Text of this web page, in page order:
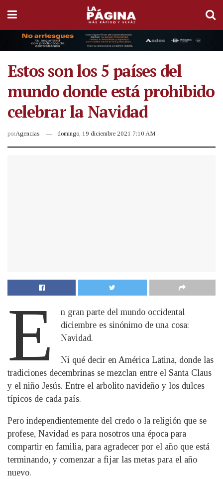
Estos son los 5 países del
mundo donde está prohibido
celebrar la Navidad
porAgencias domingo, 19 diciembre 2021 7:10 AM
E
n gran parte del mundo occidental
diciembre es sinónimo de una cosa:
Navidad.
Ni qué decir en América Latina, donde las
tradiciones decembrinas se mezclan entre el Santa Claus
y el niño Jesús. Entre el arbolito navideño y los dulces
típicos de cada país.
Pero independientemente del credo o la religión que se
profese, Navidad es para nosotros una época para
compartir en familia, para agradecer por el año que está
terminando, y comenzar a fijar las metas para el año
nuevo.